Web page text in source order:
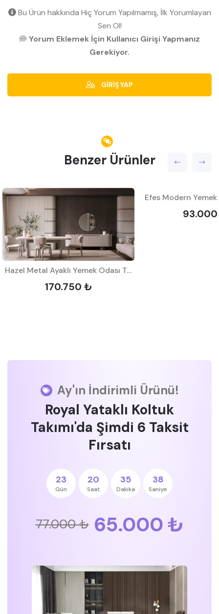
Bu Ürün hakkında Hiç Yorum Yapılmamış, İlk Yorumlayan
Sen Ol!
Yorum Eklemek İçin Kullanıcı Girişi Yapmanız
Gerekiyor.
GİRİŞ YAP
Benzer Ürünler
Hazel Metal Ayaklı Yemek Odası Takımı
170.750 ₺
Efes Modern Yemek
Ay'ın İndirimli Ürünü!
Royal Yataklı Koltuk
Takımı'da Şimdi 6 Taksit
Fırsatı
23
Gün
20
Saat
35
Dakika
38
Saniye
77.000 ₺ 65.000 ₺